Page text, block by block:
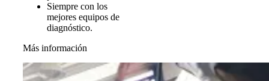
Siempre con los
mejores equipos de
diagnóstico.
Más información